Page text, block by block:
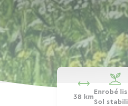
38 km
Enrobé
Sol